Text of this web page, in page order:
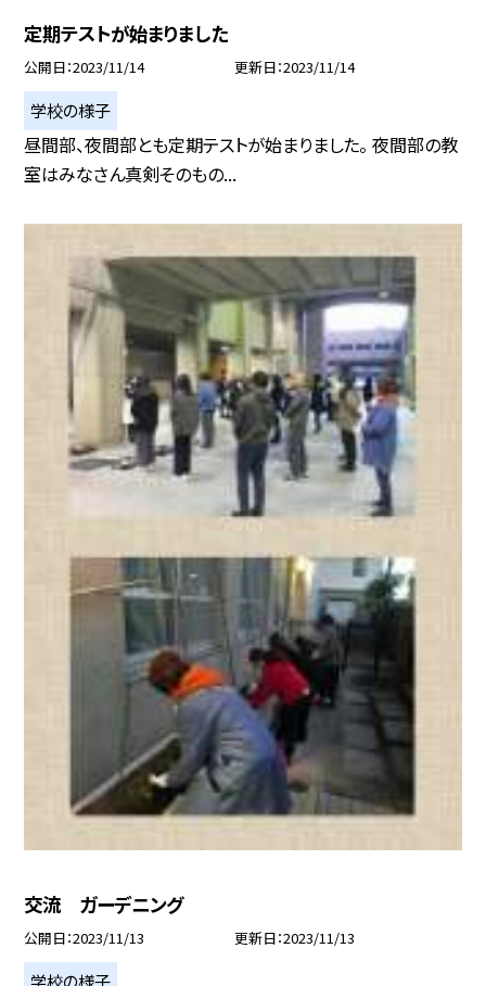
定期テストが始まりました
公開日 2023/11/14 更新日 2023/11/14
学校の様子
昼間部、夜間部とも定期テストが始まりました。 夜間部の教
室はみなさん真剣そのもの...
交流 ガーデニング
公開日 2023/11/13 更新日 2023/11/13
学校の様子